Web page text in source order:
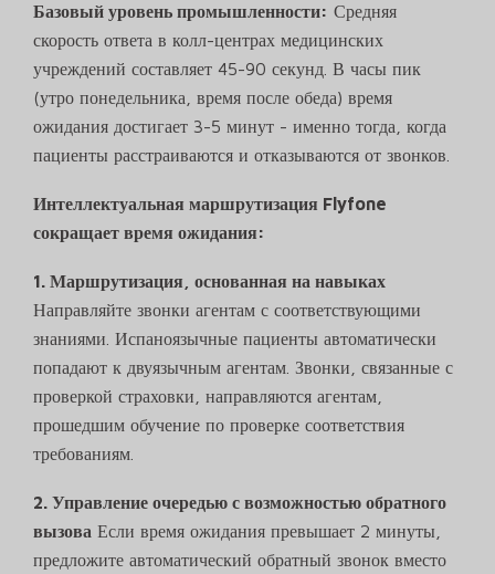
Базовый уровень промышленности: Средняя
скорость ответа в колл-центрах медицинских
учреждений составляет 45-90 секунд. В часы пик
(утро понедельника, время после обеда) время
ожидания достигает 3-5 минут - именно тогда, когда
пациенты расстраиваются и отказываются от звонков.
Интеллектуальная маршрутизация Flyfone
сокращает время ожидания:
1. Маршрутизация, основанная на навыках
Направляйте звонки агентам с соответствующими
знаниями. Испаноязычные пациенты автоматически
попадают к двуязычным агентам. Звонки, связанные с
проверкой страховки, направляются агентам,
прошедшим обучение по проверке соответствия
требованиям.
2. Управление очередью с возможностью обратного
вызова Если время ожидания превышает 2 минуты,
предложите автоматический обратный звонок вместо